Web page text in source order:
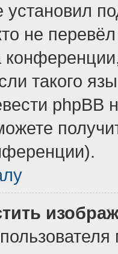
установил
не
такого
phpBB